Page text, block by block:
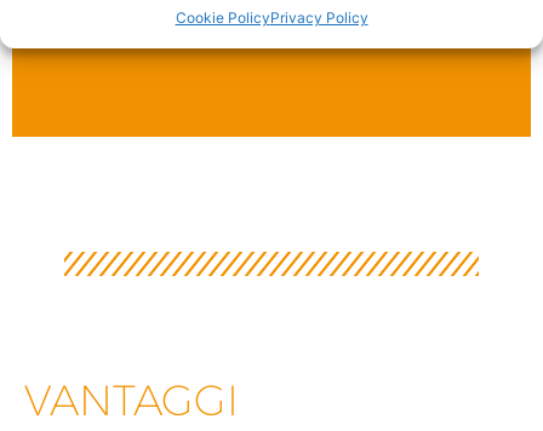
Cookie PolicyPrivacy Policy
VANTAGGI